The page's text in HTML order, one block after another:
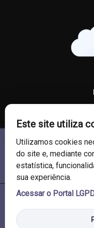
83 %
Este site utiliza
Utilizamos cookies
do site e, mediante
estatística,
sua experiência.
Acessar o Portal